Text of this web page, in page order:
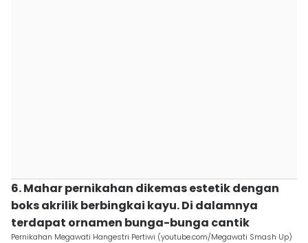
6. Mahar pernikahan dikemas estetik dengan
boks akrilik berbingkai kayu. Di dalamnya
terdapat ornamen bunga-bunga cantik
Pernikahan Megawati Hangestri Pertiwi (youtube.com/Megawati Smash Up)